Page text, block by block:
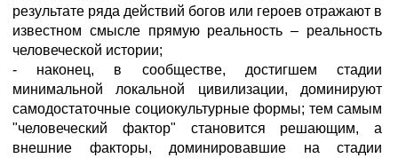
результате ряда действий богов или героев отражают в
известном смысле прямую реальность – реальность
человеческой истории;
- наконец, в сообществе, достигшем стадии
минимальной локальной цивилизации, доминируют
самодостаточные социокультурные формы; тем самым
"человеческий фактор" становится решающим, а
внешние факторы, доминировавшие на стадии